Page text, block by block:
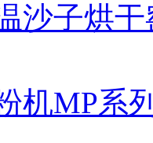
沙子烘
机MP系